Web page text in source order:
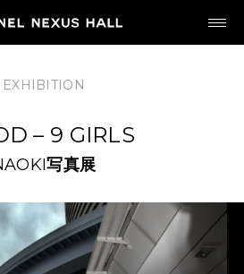
NEXUS
HOME
EXHIBITION
– 9 GIRLS
写真展